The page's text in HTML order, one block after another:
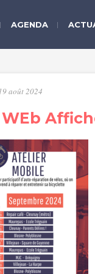
AGENDA
août 2024